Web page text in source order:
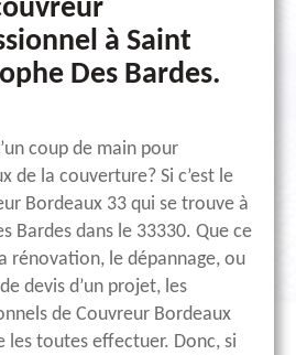
à Saint
Des Bardes.
coup de main pour
de la couverture? Si c’est le
Bordeaux 33 qui se trouve à
Bardes dans le 33330. Que ce
rénovation, le dépannage, ou
devis d’un projet, les
de Couvreur Bordeaux
les toutes effectuer. Donc, si